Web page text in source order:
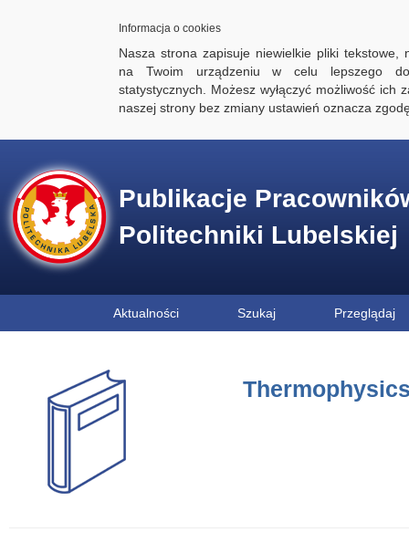
Informacja o cookies
Nasza strona zapisuje niewielkie pliki tekstowe,
na Twoim urządzeniu w celu lepszego
statystycznych. Możesz wyłączyć możliwość ich
naszej strony bez zmiany ustawień oznacza
Publikacje
Politechniki Lubelskiej
Aktualności Szukaj Przeglądaj